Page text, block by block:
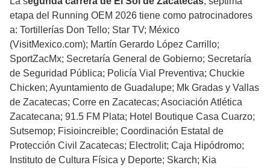
etapa del Running OEM 2026 tiene como patrocinadores
a: Tortillerías Don Tello; Star TV; México
(VisitMexico.com); Martín Gerardo López Carrillo;
SportZacMx; Secretaría General de Gobierno; Secretaría
de Seguridad Pública; Policía Vial Preventiva; Chuckie
Chicken; Ayuntamiento de Guadalupe; Mk Gradas y Vallas
de Zacatecas; Corre en Zacatecas; Asociación Atlética
Zacatecana; 91.5 FM Plata; Hotel Boutique Casa Cuarzo;
Sutsemop; Fisioincreible; Coordinación Estatal de
Protección Civil Zacatecas; Electrolit; Caja Hipódromo;
Instituto de Cultura Física y Deporte; Skarch; Kia